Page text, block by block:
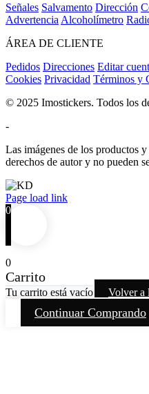
Señales Salvamento Dirección
Advertencia Alcoholímetro
ÁREA DE CLIENTE
Pedidos Direcciones Editar
Cookies Privacidad Términos y
© 2025 Imostickers. Todos los
-
Las imágenes de los productos
derechos de autor y no pueden
Facebook
Twitter
Instagram
Pinterest
Page load link
0
0
Carrito
Tu carrito está vacío Volver a
Continuar Comprando